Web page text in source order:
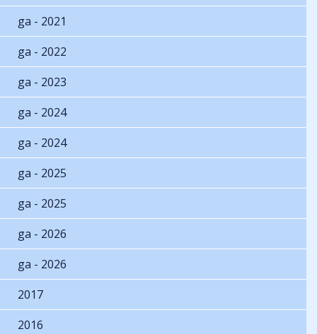
ga - 2021
ga - 2022
ga - 2023
ga - 2024
ga - 2024
ga - 2025
ga - 2025
ga - 2026
ga - 2026
2017
2016